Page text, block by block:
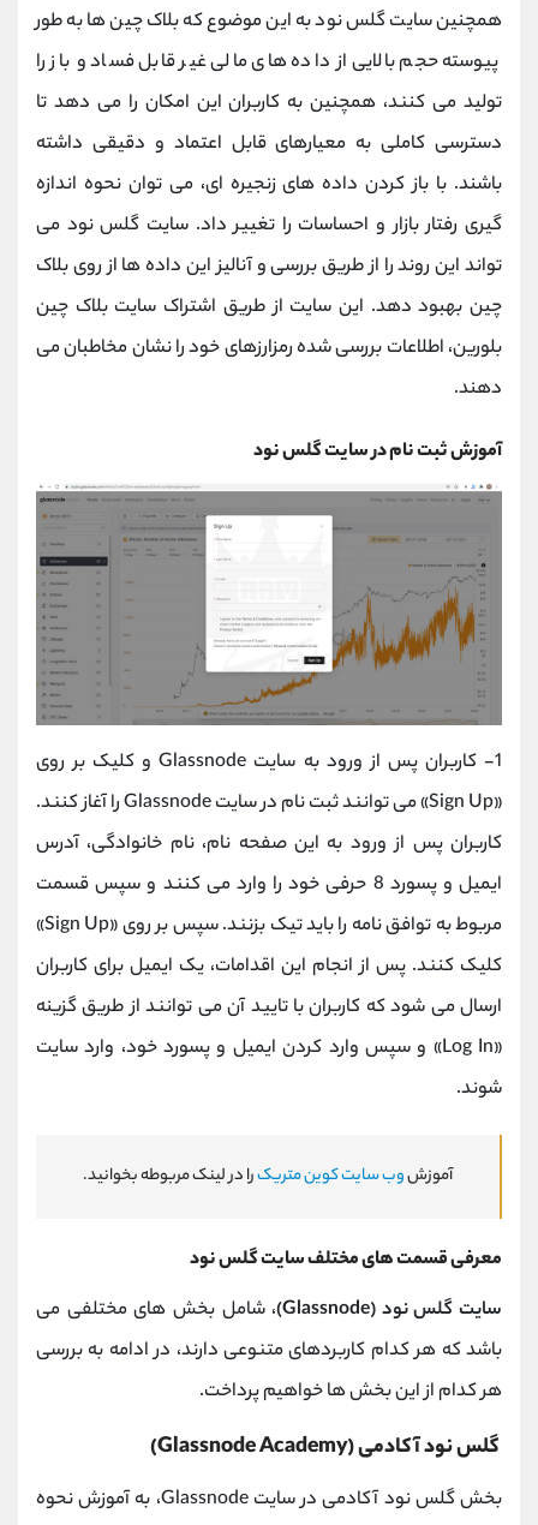
همچنین سایت گلس نود به این موضوع که بلاک چین ها به طور
پیوسته حجم بالایی از داده های مالی غیر قابل فساد و باز را
تولید می کنند، همچنین به کاربران این امکان را می دهد تا
دسترسی کاملی به معیارهای قابل اعتماد و دقیقی داشته
باشند. با باز کردن داده های زنجیره ای، می توان نحوه اندازه
گیری رفتار بازار و احساسات را تغییر داد. سایت گلس نود می
تواند این روند را از طریق بررسی و آنالیز این داده ها از روی بلاک
چین بهبود دهد. این سایت از طریق اشتراک سایت بلاک چین
بلورین، اطلاعات بررسی شده رمزارزهای خود را نشان مخاطبان می
دهند.
آموزش ثبت نام در سایت گلس نود
1- کاربران پس از
ورود به سایت Glassnode و کلیک بر روی
«Sign Up» می توانند ثبت نام در سایت Glassnode را آغاز کنند.
کاربران پس از ورود به این صفحه نام، نام خانوادگی، آدرس
ایمیل و پسورد 8 حرفی خود را وارد می کنند و سپس قسمت
مربوط به توافق نامه را باید تیک بزنند. سپس بر روی «Sign Up»
کلیک کنند. پس از انجام این اقدامات، یک ایمیل برای کاربران
ارسال می شود که کاربران با تایید آن می توانند از طریق گزینه
«Log In» و سپس وارد کردن ایمیل و پسورد خود، وارد سایت
شوند.
آموزشوب سایت کوین متریکرا در لینک مربوطه بخوانید.
معرفی قسمت های مختلف سایت گلس نود
سایت گلس نود (Glassnode) ، شامل بخش های مختلفی می
باشد که هر کدام کاربردهای متنوعی دارند، در ادامه به بررسی
هر کدام از این بخش ها خواهیم پرداخت.
گلس نود آکادمی (Glassnode Academy)
بخش گلس نود آکادمی در سایت Glassnode، به آموزش نحوه